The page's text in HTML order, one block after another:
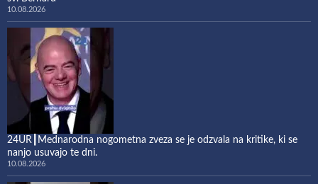
10.08.2026
24UR┃Mednarodna nogometna zveza se je odzvala na kritike, ki se
nanjo usuvajo te dni.
10.08.2026